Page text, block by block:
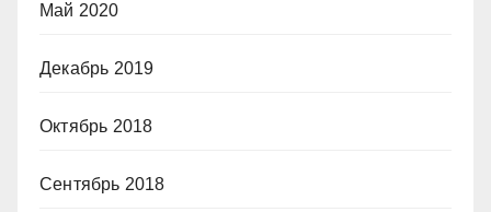
Май 2020
Декабрь 2019
Октябрь 2018
Сентябрь 2018